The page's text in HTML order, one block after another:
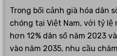
Trong bối cảnh già hóa dân
chóng tại Việt Nam, với tỷ
hơn 12% dân số năm 2023
vào năm 2035, nhu cầu